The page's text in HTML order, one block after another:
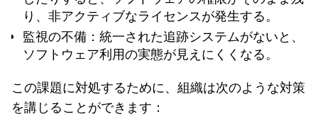
り、非アクティブなライセンスが発生する。
監視の不備 ：統一された追跡システムがないと、
ソフトウェア利用の実態が見えにくくなる。
この課題に対処するために、組織は次のような対策
を講じることができます：